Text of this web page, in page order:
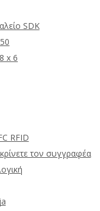
SDK
x 6
RFID
τον συγγραφέα